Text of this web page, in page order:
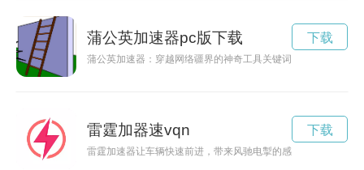
蒲公英加速器pc版下载
蒲公英加速器：穿越网络疆界的神奇工具关键词: 蒲公英加速器
下载
雷霆加器速vqn
雷霆加速器让车辆快速前进，带来风驰电掣的感觉，让人乐在其
下载